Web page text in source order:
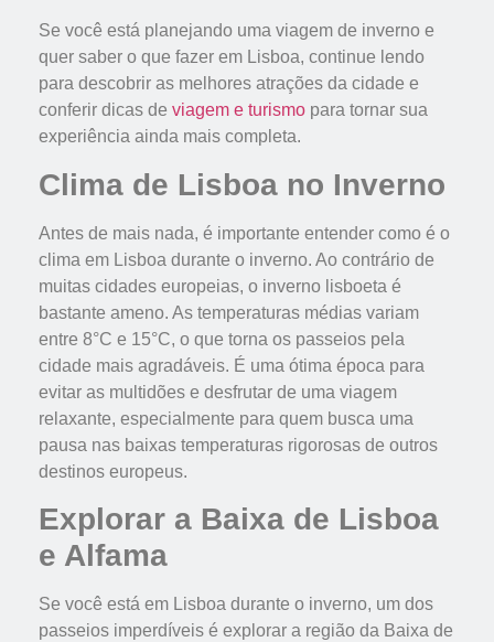
Se você está planejando uma viagem de inverno e
quer saber o que fazer em Lisboa, continue lendo
para descobrir as melhores atrações da cidade e
conferir dicas de viagem e turismo para tornar sua
experiência ainda mais completa.
Clima de Lisboa no Inverno
Antes de mais nada, é importante entender como é o
clima em Lisboa durante o inverno. Ao contrário de
muitas cidades europeias, o inverno lisboeta é
bastante ameno. As temperaturas médias variam
entre 8°C e 15°C, o que torna os passeios pela
cidade mais agradáveis. É uma ótima época para
evitar as multidões e desfrutar de uma viagem
relaxante, especialmente para quem busca uma
pausa nas baixas temperaturas rigorosas de outros
destinos europeus.
Explorar a Baixa de Lisboa
e Alfama
Se você está em Lisboa durante o inverno, um dos
passeios imperdíveis é explorar a região da Baixa de